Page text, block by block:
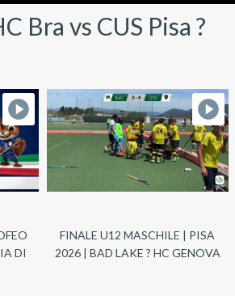
Bra vs CUS Pisa ?
DI
FINALE U12 MASCHILE | PISA
2026 | BAD LAKE ? HC GENOVA